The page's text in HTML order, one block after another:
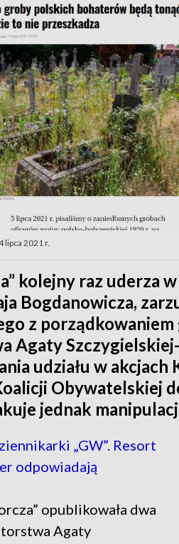
lipca 2021 r.
kolejny raz uderza
Bogdanowicza,
z
Agaty
udziału w akcjach
Obywatelskiej
jednak
„GW”. Resort
odpowiadają
opublikowała dwa
Agaty